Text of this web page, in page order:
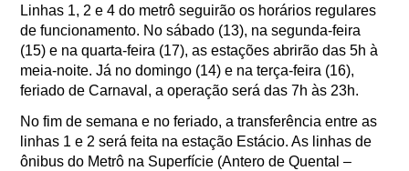
Linhas 1, 2 e 4 do metrô seguirão os horários regulares
de funcionamento. No sábado (13), na segunda-feira
(15) e na quarta-feira (17), as estações abrirão das 5h à
meia-noite. Já no domingo (14) e na terça-feira (16),
feriado de Carnaval, a operação será das 7h às 23h.
No fim de semana e no feriado, a transferência entre as
linhas 1 e 2 será feita na estação Estácio. As linhas de
ônibus do Metrô na Superfície (Antero de Quental –